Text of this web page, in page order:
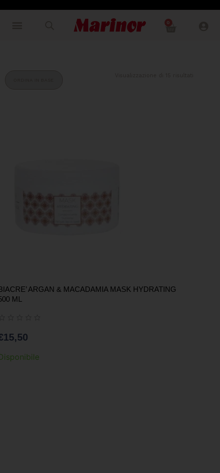
0
ARGAN & MACADAMIA MASK HYDRATING
ML
15,50